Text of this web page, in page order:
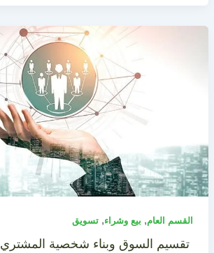
القسم العام, بيع وشراء, تسويق
تقسيم السوق وبناء شخصية المشتري